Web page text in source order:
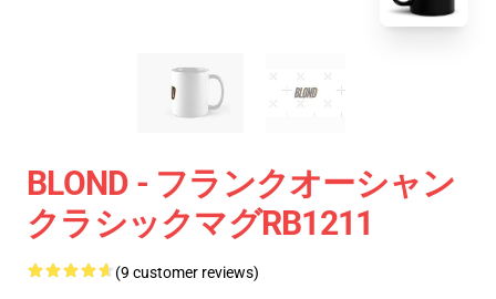
BLOND - フランクオーシャン
クラシックマグRB1211
(9 customer reviews)